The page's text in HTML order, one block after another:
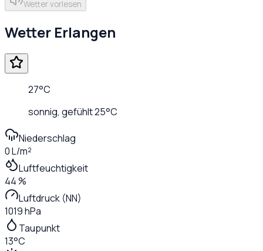
Wetter vorlesen
Wetter Erlangen
27°C
sonnig, gefühlt25°C
Niederschlag
0 L/m²
Luftfeuchtigkeit
44 %
Luftdruck (NN)
1019 hPa
Taupunkt
13°C